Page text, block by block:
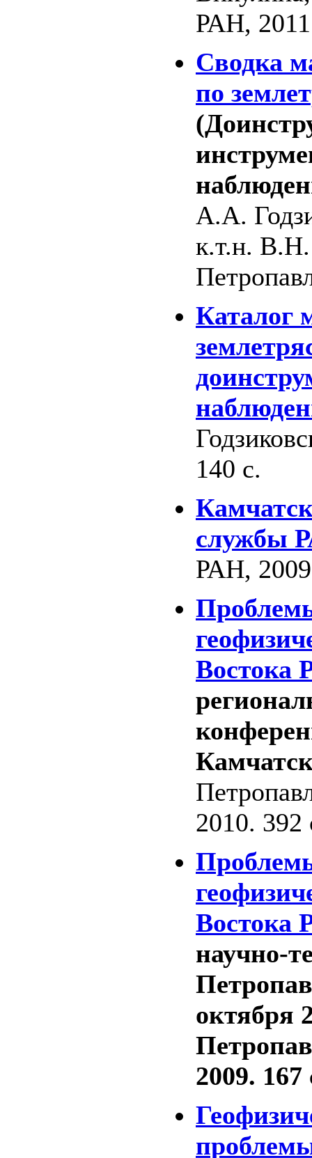
РАН,
Сводка
по
А.А.
к.т.н.
Каталог
140 с.
службы
РАН,
Востока
2010. 392
Востока
научно-
октября
2009. 167